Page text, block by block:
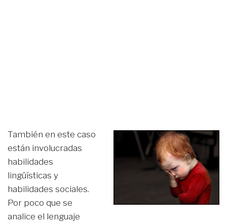
También en este caso
están involucradas
habilidades
lingüísticas y
habilidades sociales.
Por poco que se
analice el lenguaje